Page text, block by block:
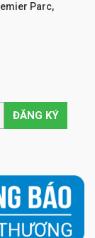
Parc,